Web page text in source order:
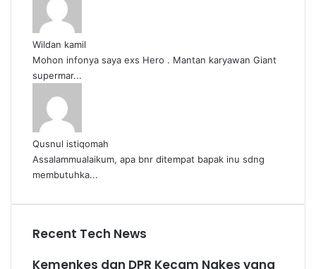
Wildan kamil
Mohon infonya saya exs Hero . Mantan karyawan Giant
supermar...
Qusnul istiqomah
Assalammualaikum, apa bnr ditempat bapak inu sdng
membutuhka...
Recent Tech News
Kemenkes dan DPR Kecam Nakes yang